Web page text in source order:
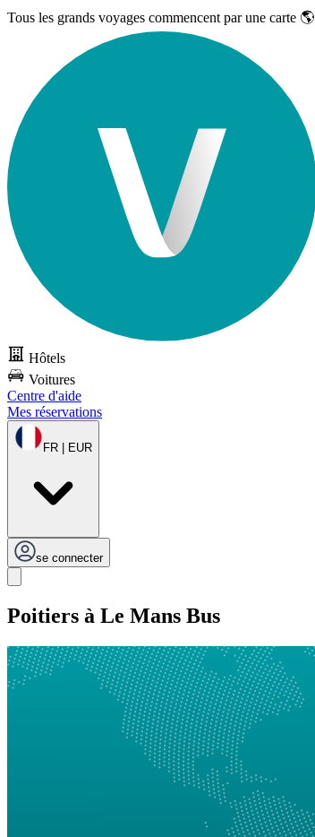
Tous les grands voyages commencent par une carte 🌎
Hôtels
Voitures
Centre d'aide
Mes réservations
FR | EUR
se connecter
Poitiers à Le Mans Bus